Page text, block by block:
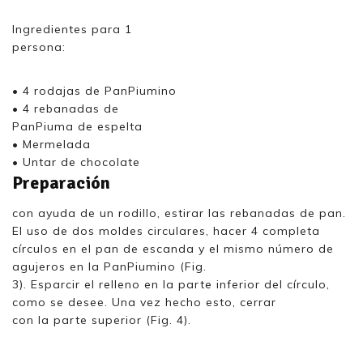
Ingredientes para 1
persona:
• 4 rodajas de PanPiumino
• 4 rebanadas de
PanPiuma de espelta
• Mermelada
• Untar de chocolate
Preparación
con ayuda de un rodillo, estirar las rebanadas de pan.
El uso de dos moldes circulares, hacer 4 completa
círculos en el pan de escanda y el mismo número de
agujeros en la PanPiumino (Fig.
3). Esparcir el relleno en la parte inferior del círculo,
como se desee. Una vez hecho esto, cerrar
con la parte superior (Fig. 4).